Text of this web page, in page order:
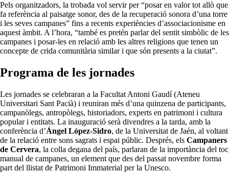
Pels organitzadors, la trobada vol servir per “posar en valor tot allò que
fa referència al paisatge sonor, des de la recuperació sonora d’una torre
i les seves campanes” fins a recents experiències d’associacionisme en
aquest àmbit. A l’hora, “també es pretén parlar del sentit simbòlic de les
campanes i posar-les en relació amb les altres religions que tenen un
concepte de crida comunitària similar i que són presents a la ciutat”.
Programa de les jornades
Les jornades se celebraran a la Facultat Antoni Gaudí (Ateneu
Universitari Sant Pacià) i reuniran més d’una quinzena de participants,
campanòlegs, antropòlegs, historiadors, experts en patrimoni i cultura
popular i entitats. La inauguració serà divendres a la tarda, amb la
conferència d’Ángel López-Sidro, de la Universitat de Jaén, al voltant
de la relació entre sons sagrats i espai públic. Després, els Campaners
de Cervera, la colla degana del país, parlaran de la importància del toc
manual de campanes, un element que des del passat novembre forma
part del llistat de Patrimoni Immaterial per la Unesco.